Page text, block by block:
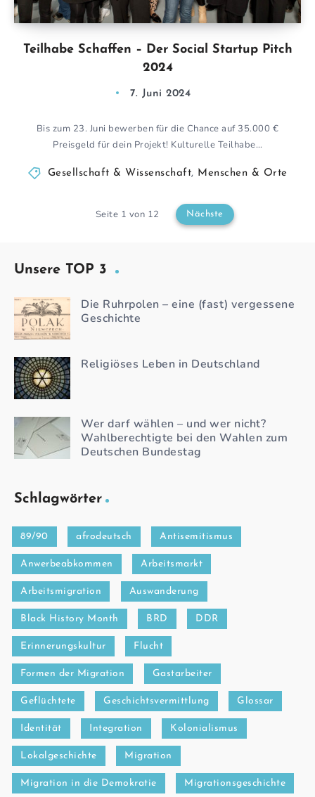
Teilhabe Schaffen – Der Social Startup Pitch
2024
7. Juni 2024
Bis zum 23. Juni bewerben für die Chance auf 35.000 €
Preisgeld für dein Projekt! Kulturelle Teilhabe…
Gesellschaft & Wissenschaft, Menschen & Orte
Seite 1 von 12 Nächste
Unsere TOP 3
Die Ruhrpolen – eine (fast) vergessene
Geschichte
Religiöses Leben in Deutschland
Wer darf wählen – und wer nicht?
Wahlberechtigte bei den Wahlen zum
Deutschen Bundestag
Schlagwörter
89/90 afrodeutsch Antisemitismus
Anwerbeabkommen Arbeitsmarkt
Arbeitsmigration Auswanderung
Black History Month BRD DDR
Erinnerungskultur Flucht
Formen der Migration Gastarbeiter
Geflüchtete Geschichtsvermittlung Glossar
Identität Integration Kolonialismus
Lokalgeschichte Migration
Migration in die Demokratie Migrationsgeschichte